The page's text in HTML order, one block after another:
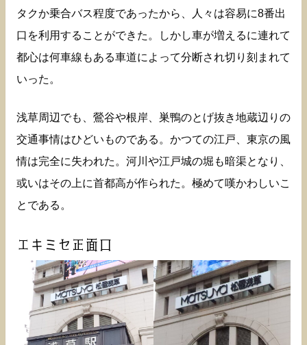
タクか乗合バス程度であったから、人々は容易に8番出
口を利用することができた。しかし車が増えるに連れて
都心は何車線もある車道によって分断され切り刻まれて
いった。
浅草周辺でも、鶯谷や根岸、巣鴨のとげ抜き地蔵辺りの
交通事情はひどいものである。かつての江戸、東京の風
情は完全に失われた。河川や江戸城の堀も暗渠となり、
或いはその上に首都高が作られた。極めて嘆かわしいこ
とである。
エキミセ正面口